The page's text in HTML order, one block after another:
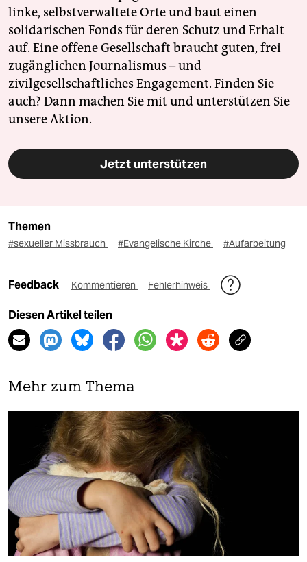
linke, selbstverwaltete Orte und baut einen
solidarischen Fonds für deren Schutz und Erhalt
auf. Eine offene Gesellschaft braucht guten, frei
zugänglichen Journalismus – und
zivilgesellschaftliches Engagement. Finden Sie
auch? Dann machen Sie mit und unterstützen Sie
unsere Aktion.
Jetzt unterstützen
Themen
#sexueller Missbrauch #Evangelische Kirche #Aufarbeitung
Feedback Kommentieren Fehlerhinweis
Diesen Artikel teilen
Mehr zum Thema